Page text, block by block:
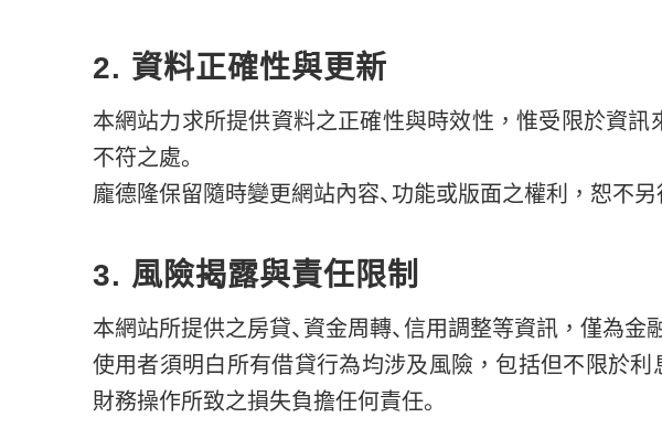
2. 資料正確性與更新
本網站力求所提供資料之正確性與時效性，惟受限於資訊
不符之處。
龐德隆保留隨時變更網站內容、功能或版面之權利，恕不
3. 風險揭露與責任限制
本網站所提供之房貸、資金周轉、信用調整等資訊，僅為
使用者須明白所有借貸行為均涉及風險，包括但不限於利
財務操作所致之損失負擔任何責任。